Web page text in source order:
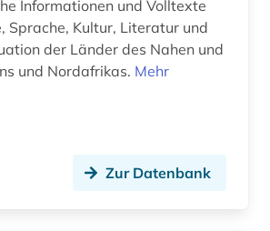
christliche literatur (5)
christliche mission (1)
Informationen und Volltexte
Sprache, Kultur, Literatur und
der Länder des Nahen und
und Nordafrikas. Mehr
Zur Datenbank